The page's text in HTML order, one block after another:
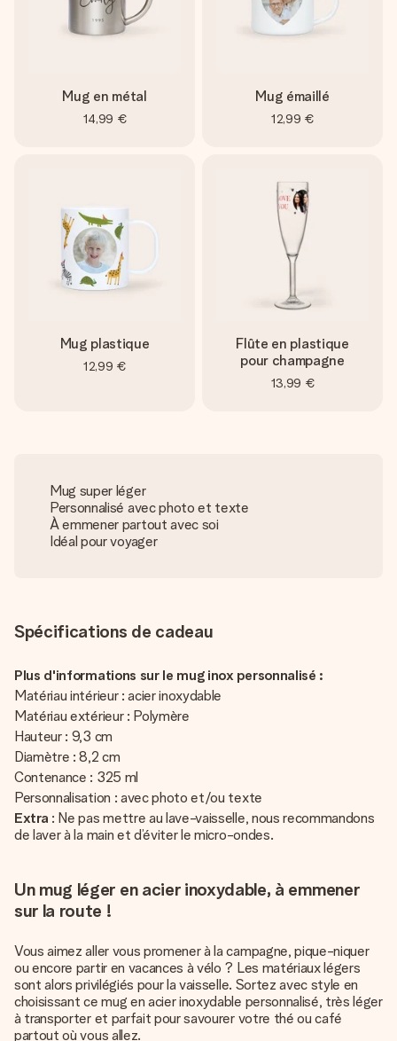
Mug en métal
14,99 €
Mug émaillé
12,99 €
Mug plastique
12,99 €
Flûte en plastique
pour champagne
13,99 €
Mug super léger
Personnalisé avec photo et texte
À emmener partout avec soi
Idéal pour voyager
Spécifications de cadeau
Plus d'informations sur le mug inox personnalisé :
Matériau intérieur : acier inoxydable
Matériau extérieur : Polymère
Hauteur : 9,3 cm
Diamètre : 8,2 cm
Contenance : 325 ml
Personnalisation : avec photo et/ou texte
Extra : Ne pas mettre au lave-vaisselle, nous recommandons
de laver à la main et d’éviter le micro-ondes.
Un mug léger en acier inoxydable, à emmener
sur la route !
Vous aimez aller vous promener à la campagne, pique-niquer
ou encore partir en vacances à vélo ? Les matériaux légers
sont alors privilégiés pour la vaisselle. Sortez avec style en
choisissant ce mug en acier inoxydable personnalisé, très léger
à transporter et parfait pour savourer votre thé ou café
partout où vous allez.